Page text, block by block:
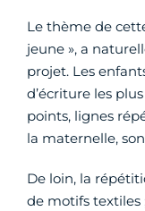
Le thème de
jeune », a
projet. Les
d’écriture les
points, lignes
la maternelle,
De loin, la
de motifs textiles